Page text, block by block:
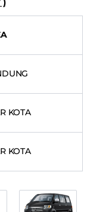
KOTA
KOTA